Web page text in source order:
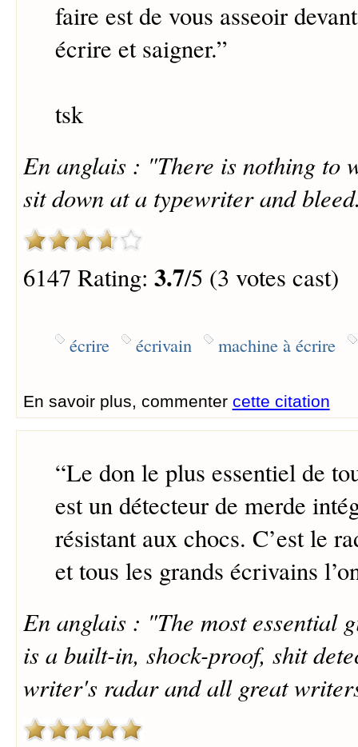
faire est de vous asseoir
écrire et saigner.”
tsk
En anglais : "There is nothing to
sit down at a typewriter and
6147 Rating: 3.7/5 (3 votes cast)
écrire écrivain machine à écrire
En savoir plus, commenter cette citation
“Le don le plus essentiel de
est un détecteur de merde
résistant aux chocs. C’est le
et tous les grands écrivains
En anglais : "The most essential
is a built-in, shock-proof, shit
writer's radar and all great